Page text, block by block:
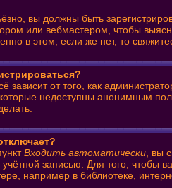
вы должны быть
или вебмастером, чтобы
в этом, если же нет, то
зависит от того, как
недоступны анонимным
Входить автоматически , вы
записью. Для того,
например в библиотеке,